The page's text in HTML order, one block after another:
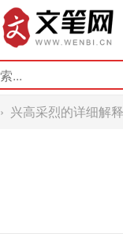
› 兴高采烈的详细解释